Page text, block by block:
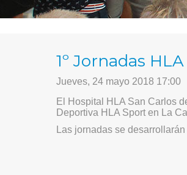
1º Jornadas
Jueves, 24 mayo 2018 17:00
El Hospital HLA San Carlos
Deportiva HLA Sport en La
Las jornadas se